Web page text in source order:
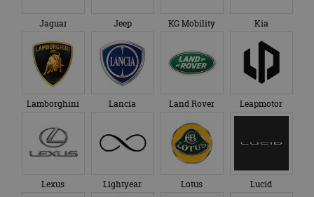
Jaguar Jeep KG Mobility Kia
Lamborghini Lancia Land Rover Leapmotor
Lexus Lightyear Lotus Lucid